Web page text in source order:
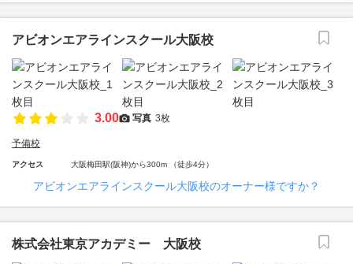
アビオンエアラインスクール大阪校
3.00 写真 3枚
予備校
アクセス 大阪梅田駅(阪神)から300m （徒歩4分）
アビオンエアラインスクール大阪校のオーナー様ですか？
株式会社東京アカデミー 大阪校